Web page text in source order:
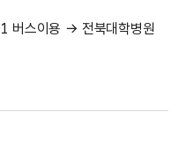
버스이용 → 전북대학병원